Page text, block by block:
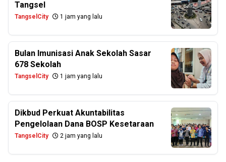
Tangsel
TangselCity 1 jam yang lalu
Bulan Imunisasi Anak Sekolah Sasar
678 Sekolah
TangselCity 1 jam yang lalu
Dikbud Perkuat Akuntabilitas
Pengelolaan Dana BOSP Kesetaraan
TangselCity 2 jam yang lalu